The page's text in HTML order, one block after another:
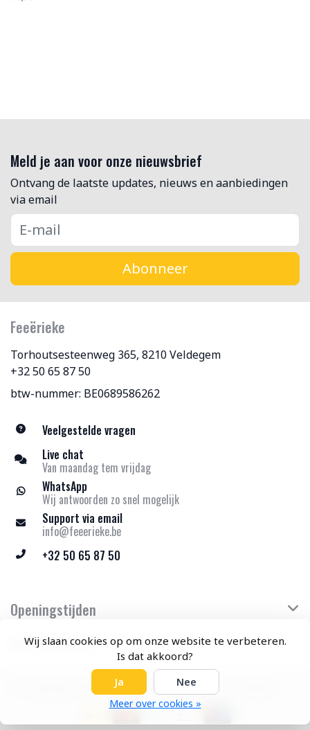
Wij slaan cookies op om onze website te verbeteren.
Is dat akkoord?
Ja
Nee
Meer over cookies »
Meld je aan voor onze nieuwsbrief
Ontvang de laatste updates, nieuws en aanbiedingen
via email
Abonneer
Feeërieke
Torhoutsesteenweg 365, 8210 Veldegem
+32 50 65 87 50
btw-nummer: BE0689586262
Veelgestelde vragen
Live chat
Van maandag tem vrijdag
WhatsApp
Wij antwoorden zo snel mogelijk
Support via email
info@feeerieke.be
+32 50 65 87 50
Openingstijden
Klantenservice
© Copyright 2026 Feeërieke - Theme by